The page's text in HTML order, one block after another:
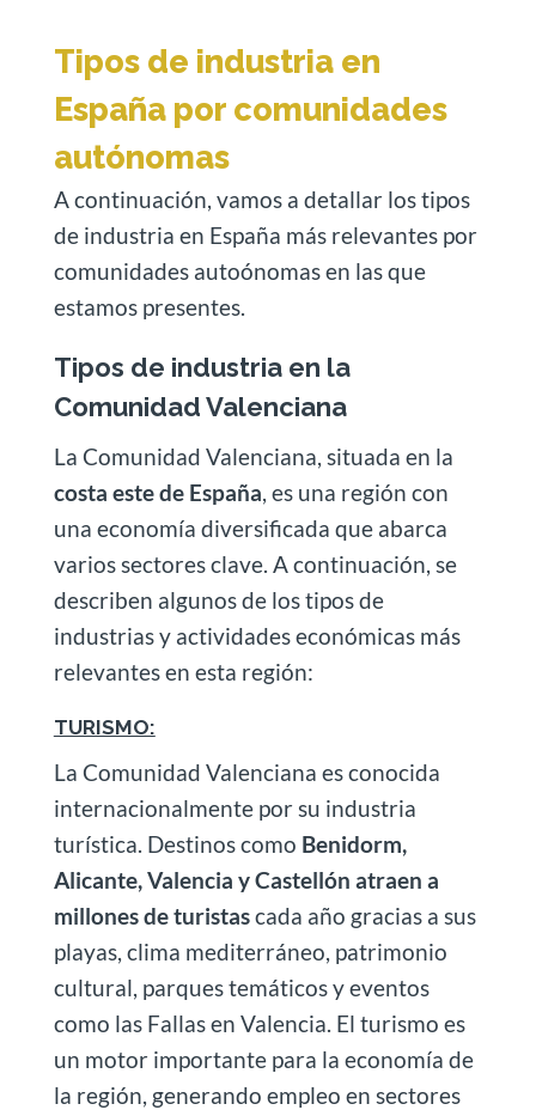
Tipos de industria en
España por comunidades
autónomas
A continuación, vamos a detallar los tipos
de industria en España más relevantes por
comunidades autoónomas en las que
estamos presentes.
Tipos de industria en la
Comunidad Valenciana
La Comunidad Valenciana, situada en la
costa este de España, es una región con
una economía diversificada que abarca
varios sectores clave. A continuación, se
describen algunos de los tipos de
industrias y actividades económicas más
relevantes en esta región:
TURISMO:
La Comunidad Valenciana es conocida
internacionalmente por su industria
turística. Destinos como Benidorm,
Alicante, Valencia y Castellón atraen a
millones de turistascada año gracias a sus
playas, clima mediterráneo, patrimonio
cultural, parques temáticos y eventos
como las Fallas en Valencia. El turismo es
un motor importante para la economía de
la región, generando empleo en sectores